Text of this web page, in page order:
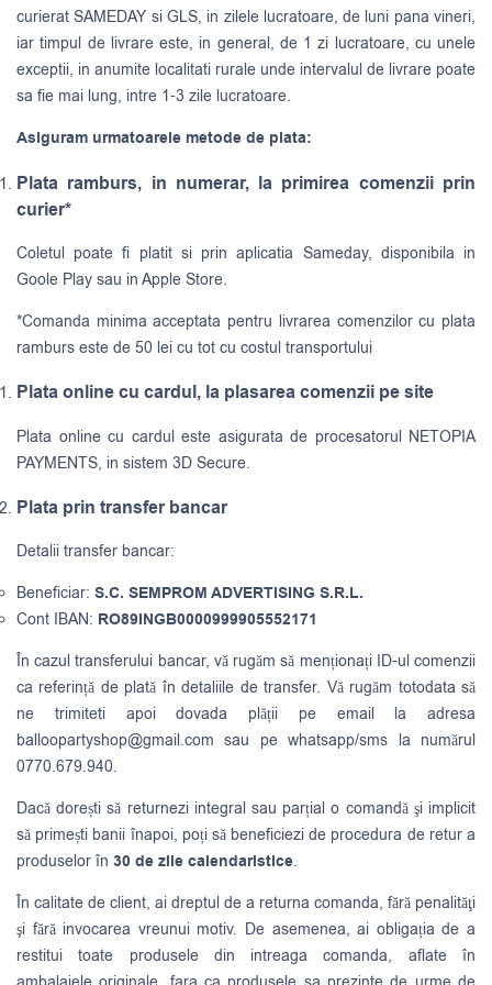
curieratSAMEDAY si GLS, in zilele lucratoare, de luni pana vineri,
iar timpul de livrare este, in general, de 1 zi lucratoare, cu unele
exceptii, in anumite localitati rurale unde intervalul de livrare poate
sa fie mai lung, intre 1-3 zile lucratoare.
Asiguram urmatoarele metode de plata:
Plata ramburs, in numerar, la primirea comenzii prin
curier*
Coletul poate fi platit si prin aplicatia Sameday, disponibila in
Goole Play sau in Apple Store.
*Comanda minima acceptata pentru livrarea comenzilor cu plata
ramburs este de 50 lei cu tot cu costul transportului
Plata online cu cardul, la plasarea comenzii pe site
Plata online cu cardul este asigurata de procesatorul NETOPIA
PAYMENTS, in sistem 3D Secure.
Plata prin transfer bancar
Detalii transfer bancar:
Beneficiar: S.C. SEMPROM ADVERTISING S.R.L.
Cont IBAN: RO89INGB0000999905552171
În cazul transferului bancar, vă rugăm să menționați ID-ul comenzii
ca referință de plată în detaliile de transfer. Vă rugăm totodata să
ne trimiteti apoi dovada plății pe email la adresa
balloopartyshop@gmail.com sau pe whatsapp/sms la numărul
0770.679.940.
Dacă dorești să returnezi integral sau parțial o comandă şi implicit
să primești banii înapoi, poți să beneficiezi de procedura de retur a
produselor în 30 de zile calendaristice.
În calitate de client, ai dreptul de a returna comanda, fără penalităţi
şi fără invocarea vreunui motiv. De asemenea, ai obligația de a
restitui toate produsele din intreaga comanda, aflate în